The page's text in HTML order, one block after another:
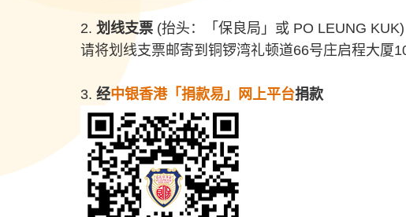
2. 划线支票 (抬头：「保良局」或 PO LEUNG KUK)
请将划线支票邮寄到铜锣湾礼顿道66号庄启程大厦
3. 经中银香港「捐款易」网上平台捐款